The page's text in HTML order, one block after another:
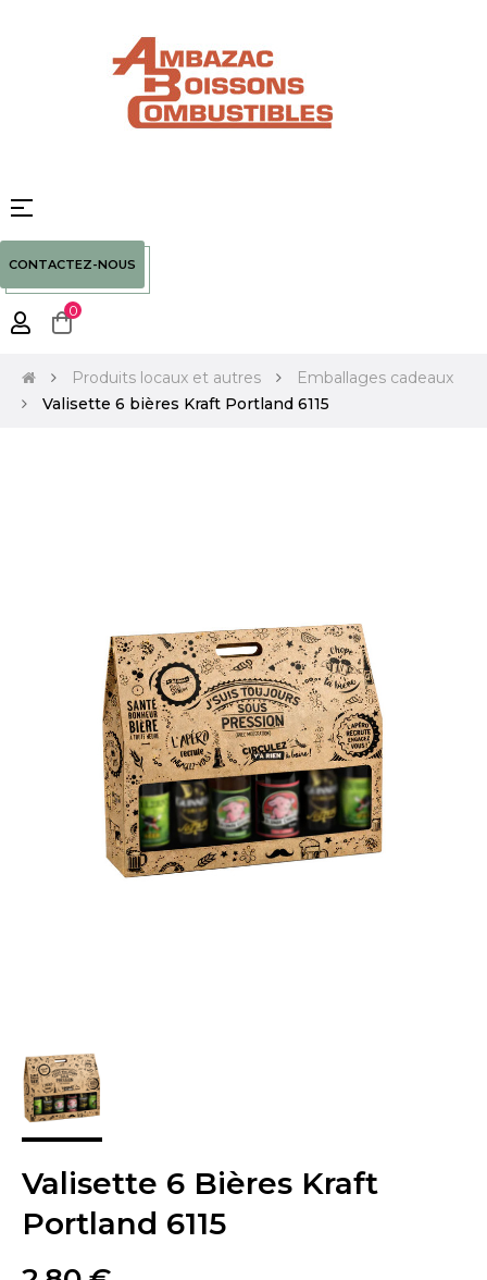
Basculer
☰
CONTACTEZ-NOUS
0
Produits locaux et autres
Emballages cadeaux
Valisette 6 bières Kraft Portland 6115
Valisette 6 Bières Kraft
Portland 6115